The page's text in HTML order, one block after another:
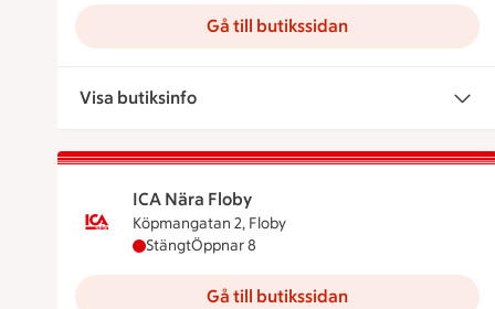
Gå till butikssidan
Visa butiksinfo
ICA Nära Floby
Köpmangatan 2, Floby
ICA Nära Floby har stängt, öppnar klockan 8
StängtÖppnar 8
Gå till butikssidan